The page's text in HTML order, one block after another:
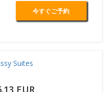
今すぐご予約
Suites
EUR